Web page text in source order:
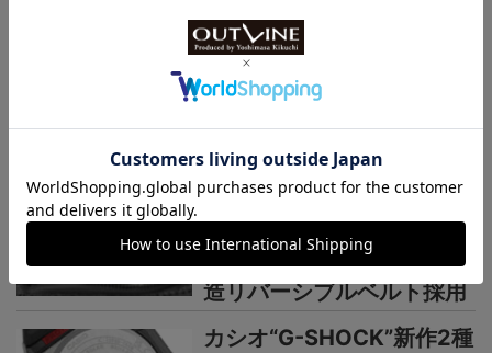
×ブラウン”で3機種】黄金
の地平線をテーマにし
た“MASTER OF G”ニュー
カラーシリーズ
国産時計“カシオ”プロトレ
ック新作【シリーズ最軽量
の本格アウトドアウオッ
チ】小物を収納できる新構
造リバーシブルベルト採用
カシオ“G-SHOCK”新作2種